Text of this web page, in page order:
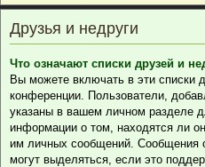
Друзья и недруги
Что означают списки друзей и
Вы можете включать в эти списки
конференции. Пользователи,
указаны в вашем личном разделе
информации о том, находятся ли
им личных сообщений. Сообщения
могут выделяться, если это